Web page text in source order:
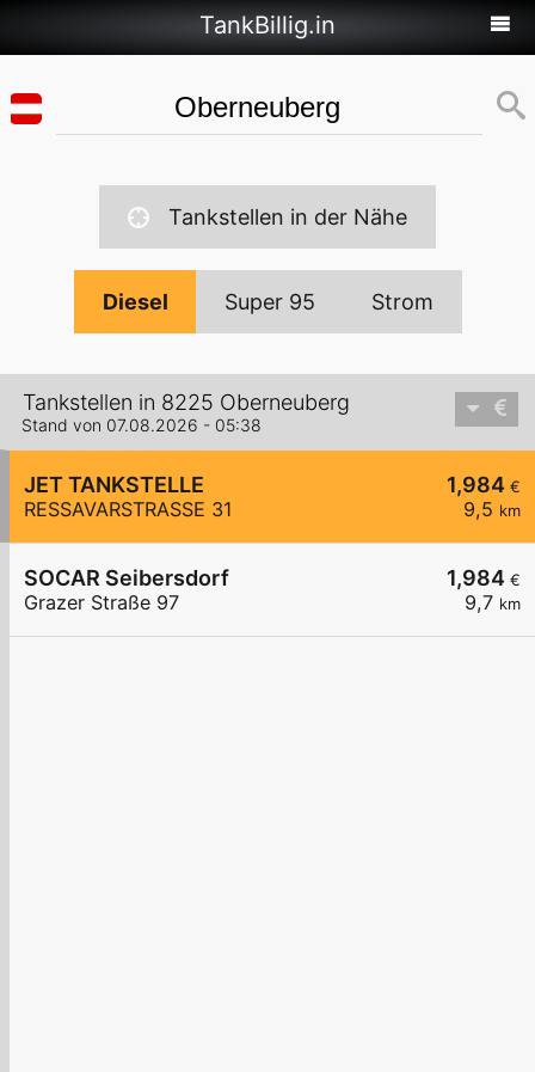
TankBillig.in
Tankstellen in der Nähe
Diesel Super 95 Strom
Tankstellen in 8225 Oberneuberg
Stand von 07.08.2026 - 05:38
1,984 €
9,5 km
JET TANKSTELLE
RESSAVARSTRASSE 31
1,984 €
9,7 km
SOCAR Seibersdorf
Grazer Straße 97